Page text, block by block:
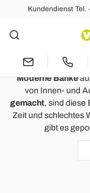
Kundendienst Tel.
Moderne Bänke
von Innen- und
gemacht, sind diese
Zeit und schlechtes
gibt es